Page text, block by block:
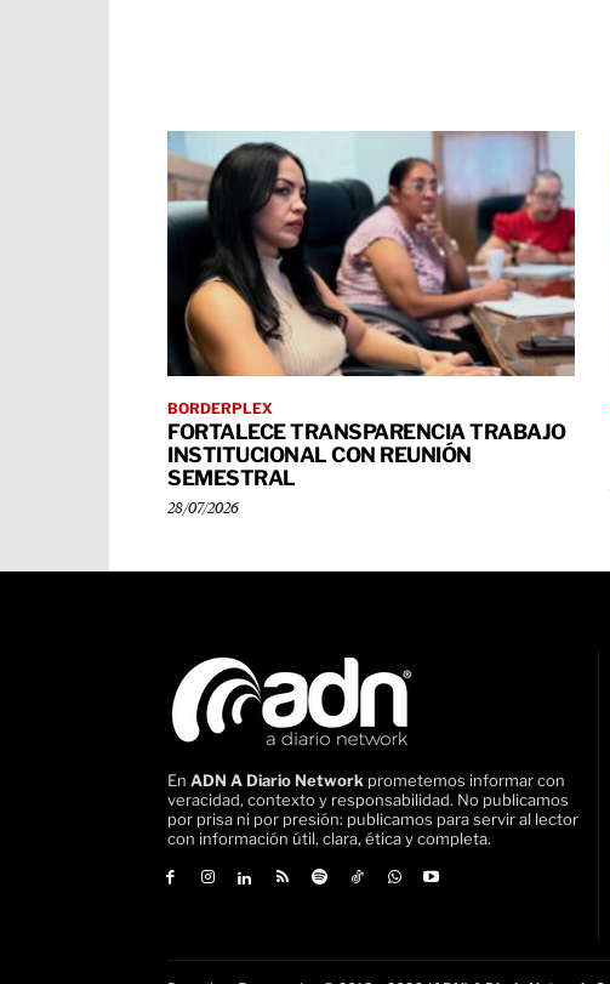
BORDERPLEX
FORTALECE TRANSPARENCIA TRABAJO
INSTITUCIONAL CON REUNIÓN
SEMESTRAL
28/07/2026
En ADN A Diario Network prometemos informar con
veracidad, contexto y responsabilidad. No publicamos
por prisa ni por presión: publicamos para servir al lector
con información útil, clara, ética y completa.